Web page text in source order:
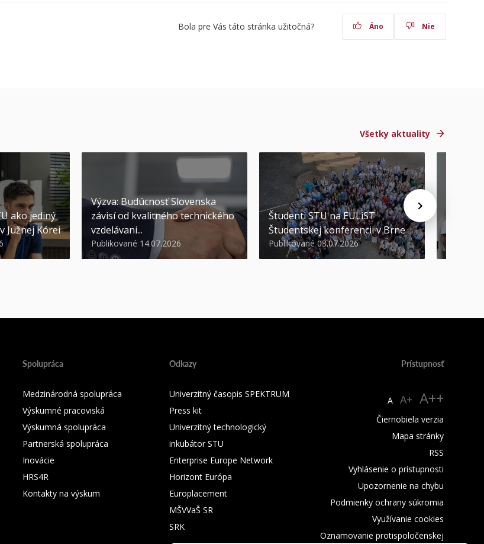
Bola pre Vás táto stránka užitočná? Áno Nie
Všetky aktuality
ako jediný
Južnej Kórei
Výzva: Budúcnosť Slovenska
závisí od kvalitného technického
vzdelávani...
Publikované 14.07.2026
Študenti STU na EULiST
Študentskej konferencii v Brne
Publikované 03.07.2026
Spolupráca
Medzinárodná spolupráca
Výskumné pracoviská
Výskumná spolupráca
Partnerská spolupráca
Inovácie
HRS4R
Kontakty na výskum
Odkazy
Univerzitný časopis SPEKTRUM
Press kit
Univerzitný technologický
inkubátor STU
Enterprise Europe Network
Horizont Európa
Europlacement
MŠVVaŠ SR
SRK
Prístupnosť
A A+ A++
Čiernobiela verzia
Mapa stránky
RSS
Vyhlásenie o prístupnosti
Upozornenie na chybu
Podmienky ochrany súkromia
Využívanie cookies
Oznamovanie protispoločenskej